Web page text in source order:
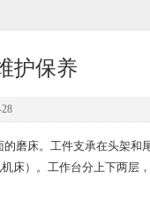
护保养
磨床。工件支承在头架和
床）。工作台分上下两层